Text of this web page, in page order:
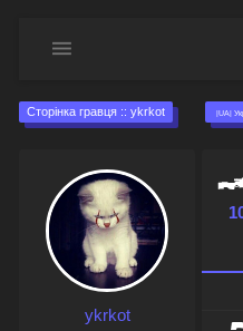
Сторінка гравця :: ykrkot
ykrkot